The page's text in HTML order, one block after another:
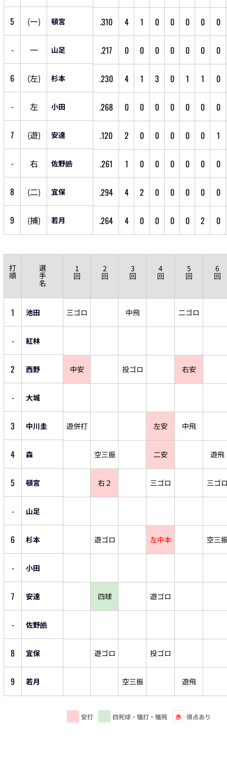
5 (一) 頓宮 .310 4 1 0 0 0 0 0
- 一 山足 .217 0 0 0 0 0 0 0
6 (左) 杉本 .230 4 1 3 0 1 1 0
- 左 小田 .268 0 0 0 0 0 0 0
7 (遊) 安達 .120 2 0 0 0 0 0 1
- 右 佐野皓 .261 1 0 0 0 0 0 0
8 (二) 宜保 .294 4 2 0 0 0 0 0
9 (捕) 若月 .264 4 0 0 0 0 2 0
打
順
選
手
名
1
回
2
回
3
回
4
回
5
回
6
回
1 池田 三ゴロ 中飛 二ゴロ
- 紅林
2 西野 中安 投ゴロ 右安
- 大城
3 中川圭 遊併打 左安 中飛
4 森 空三振 二安 遊飛
5 頓宮 右２ 三ゴロ 三ゴ
- 山足
6 杉本 遊ゴロ 左中本 空三
- 小田
7 安達 四球 遊ゴロ
- 佐野皓
8 宜保 遊ゴロ 投ゴロ
9 若月 空三振 遊飛
安打 四死球・犠打・犠飛 赤 得点あり